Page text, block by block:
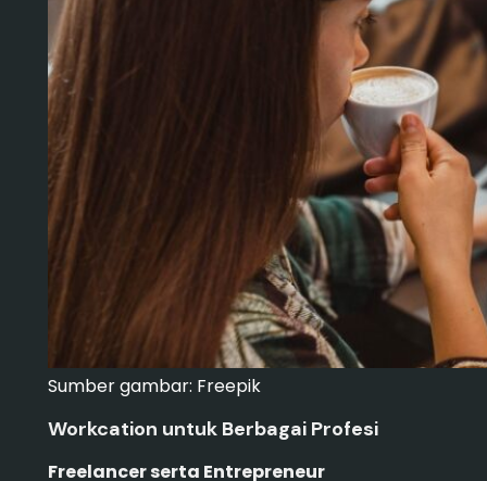
Sumber gambar: Freepik
Workcation untuk Berbagai Profesi
Freelancer serta Entrepreneur